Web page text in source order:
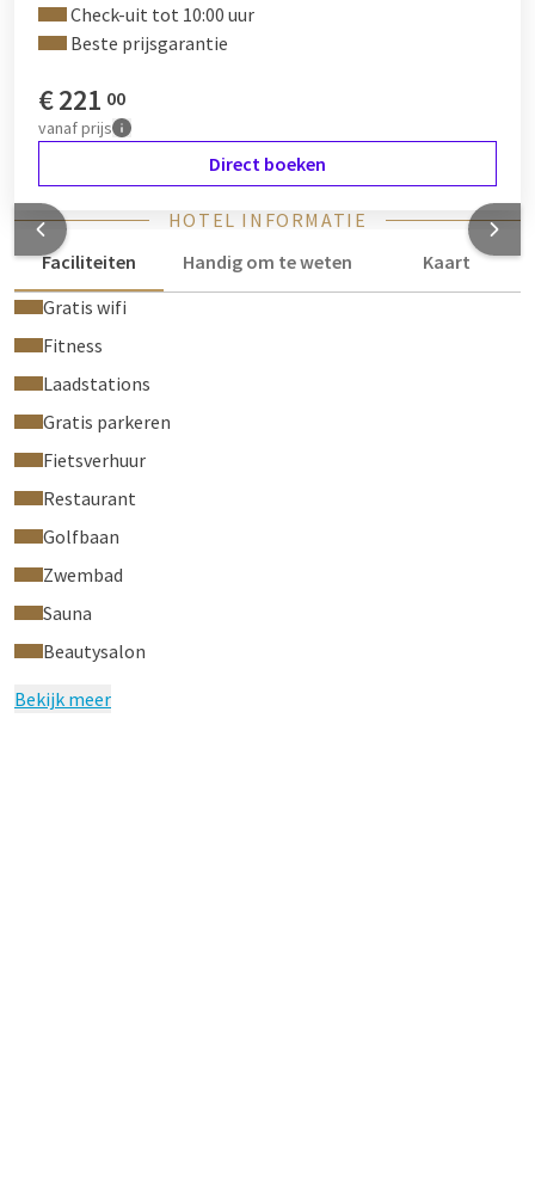
Huisdieren zijn niet toegestaan in de suites.
Check-uit tot 10:00 uur
Beste prijsgarantie
€221 00
vanafprijs
Direct boeken
HOTEL INFORMATIE
Faciliteiten
Handig om te weten
Kaart
Gratis wifi
Fitness
Laadstations
Gratis parkeren
Fietsverhuur
Restaurant
Golfbaan
Zwembad
Sauna
Beautysalon
Bekijk meer